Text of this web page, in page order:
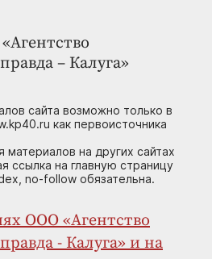
– Калуга»
сайта возможно только в
как первоисточника
материалов на других сайтах
ссылка на главную страницу
no-follow обязательна.
ООО «Агентство
- Калуга» и на